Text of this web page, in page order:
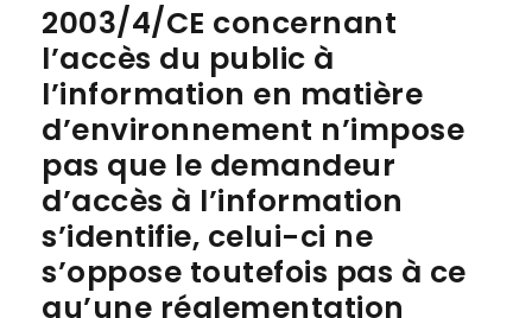
2003/4/CE concernant
l’accès du public à
l’information en matière
d’environnement n’impose
pas que le demandeur
d’accès à l’information
s’identifie, celui-ci ne
s’oppose toutefois pas à ce
qu’une réglementation